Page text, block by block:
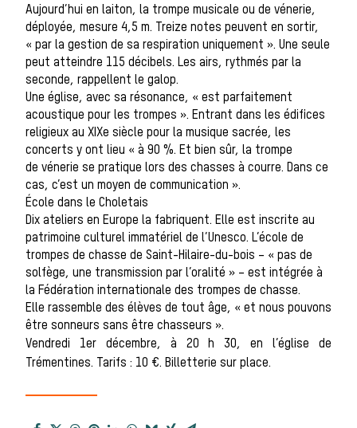
Bien-être
animal
Héritage
Histoire de la
chasse à
courre
Aujourd’hui en laiton, la trompe musicale ou de vénerie,
déployée, mesure 4,5 m. Treize notes peuvent en sortir,
« par la gestion de sa respiration uniquement ». Une seule
peut atteindre 115 décibels. Les airs, rythmés par la
seconde, rappellent le galop.
Une église, avec sa résonance, « est parfaitement
acoustique pour les trompes ». Entrant dans les édifices
religieux au XIXe siècle pour la musique sacrée, les
concerts y ont lieu « à 90 %. Et bien sûr, la trompe
de vénerie se pratique lors des chasses à courre. Dans ce
cas, c’est un moyen de communication ».
École dans le Choletais
Dix ateliers en Europe la fabriquent. Elle est inscrite au
patrimoine culturel immatériel de l’Unesco. L’école de
trompes de chasse de Saint-Hilaire-du-bois – « pas de
solfège, une transmission par l’oralité » – est intégrée à
la Fédération internationale des trompes de chasse.
Elle rassemble des élèves de tout âge, « et nous pouvons
être sonneurs sans être chasseurs ».
Vendredi 1er décembre, à 20 h 30, en l’église de
Trémentines. Tarifs : 10 €. Billetterie sur place.